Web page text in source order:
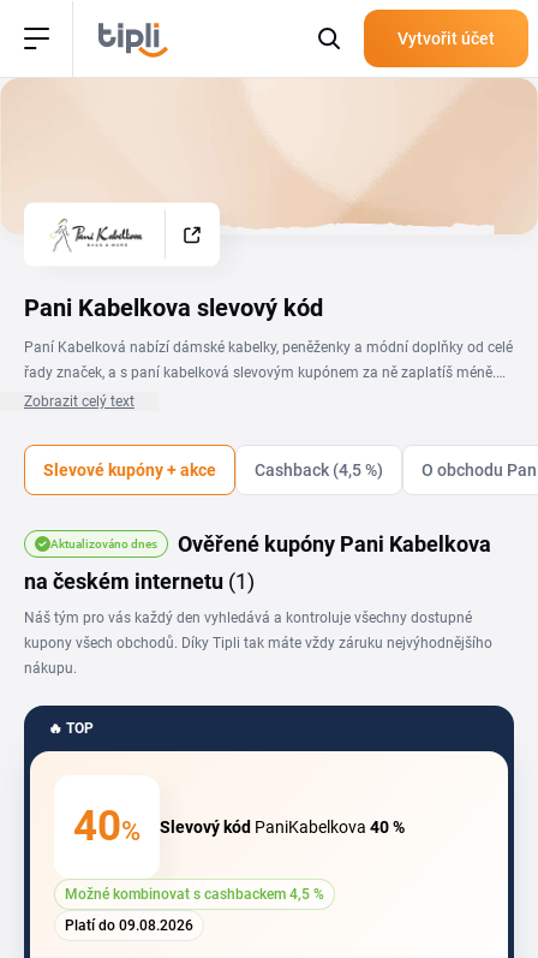
Vytvořit účet
Pani Kabelkova slevový kód
Paní Kabelková nabízí dámské kabelky, peněženky a módní doplňky od celé
řady značek, a s paní kabelková slevovým kupónem za ně zaplatíš méně.
Na této stránce najdeš ověřené kódy a akce, které ti pomůžou ušetřit na
elegantní psaníčko k večernímu outfitu, nebo praktickou kabelku na každý
den, slevový kód uplatníš jednoduše v košíku před dokončením objednávky.
Kódy se v průběhu měsíce obměňují, takže se vyplatí stránku sledovat, ať ti
Zobrazit celý text
Slevové kupóny + akce Cashback (4,5 %) O obchodu
Aktualizováno dnes
Ověřené kupóny Pani Kabelkova
na českém internetu (1)
Náš tým pro vás každý den vyhledává a kontroluje všechny dostupné
kupony všech obchodů. Díky Tipli tak máte vždy záruku nejvýhodnějšího
nákupu.
🔥 TOP
40% Slevový kód PaniKabelkova 40 %
Možné kombinovat s cashbackem 4,5 %
Platí do 09.08.2026